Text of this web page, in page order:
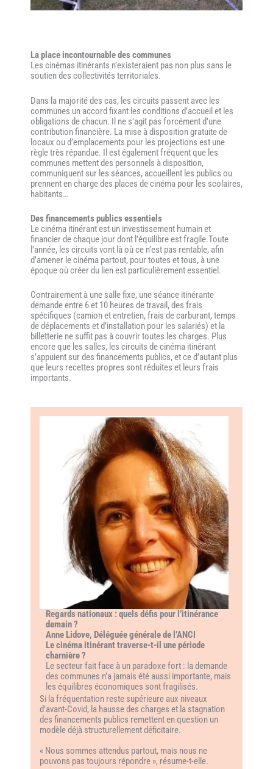
La place incontournable des communes
Les cinémas itinérants n’existeraient pas non plus sans le
soutien des collectivités territoriales.
Dans la majorité des cas, les circuits passent avec les
communes un accord fixant les conditions d’accueil et les
obligations de chacun. Il ne s’agit pas forcément d’une
contribution financière. La mise à disposition gratuite de
locaux ou d’emplacements pour les projections est une
règle très répandue. Il est également fréquent que les
communes mettent des personnels à disposition,
communiquent sur les séances, accueillent les publics ou
prennent en charge des places de cinéma pour les scolaires,
habitants…
Des financements publics essentiels
Le cinéma itinérant est un investissement humain et
financier de chaque jour dont l’équilibre est fragile.Toute
l’année, les circuits vont là où ce n’est pas rentable, afin
d’amener le cinéma partout, pour toutes et tous, à une
époque où créer du lien est particulièrement essentiel.
Contrairement à une salle fixe, une séance itinérante
demande entre 6 et 10 heures de travail, des frais
spécifiques (camion et entretien, frais de carburant, temps
de déplacements et d’installation pour les salariés) et la
billetterie ne suffit pas à couvrir toutes les charges. Plus
encore que les salles, les circuits de cinéma itinérant
s’appuient sur des financements publics, et ce d’autant plus
que leurs recettes propres sont réduites et leurs frais
importants.
Regards nationaux : quels défis pour l’itinérance
demain ?
Anne Lidove, Déléguée générale de l’ANCI
Le cinéma itinérant traverse-t-il une période
charnière ?
Le secteur fait face à un paradoxe fort : la demande
des communes n’a jamais été aussi importante, mais
les équilibres économiques sont fragilisés.
Si la fréquentation reste supérieure aux niveaux
d’avant-Covid, la hausse des charges et la stagnation
des financements publics remettent en question un
modèle déjà structurellement déficitaire.
« Nous sommes attendus partout, mais nous ne
pouvons pas toujours répondre », résume-t-elle.